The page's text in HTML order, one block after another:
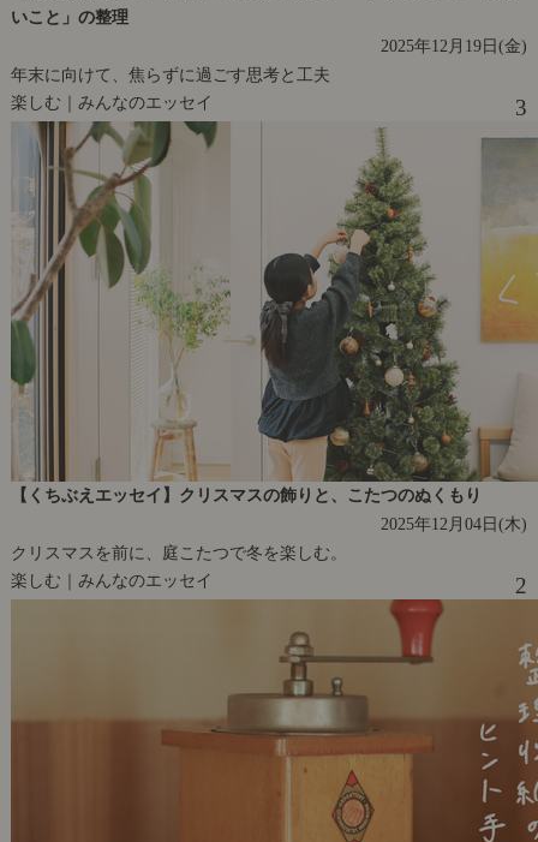
いこと」の整理
2025年12月19日(金)
年末に向けて、焦らずに過ごす思考と工夫
楽しむ｜みんなのエッセイ
3
【くちぶえエッセイ】クリスマスの飾りと、こたつのぬくもり
2025年12月04日(木)
クリスマスを前に、庭こたつで冬を楽しむ。
楽しむ｜みんなのエッセイ
2